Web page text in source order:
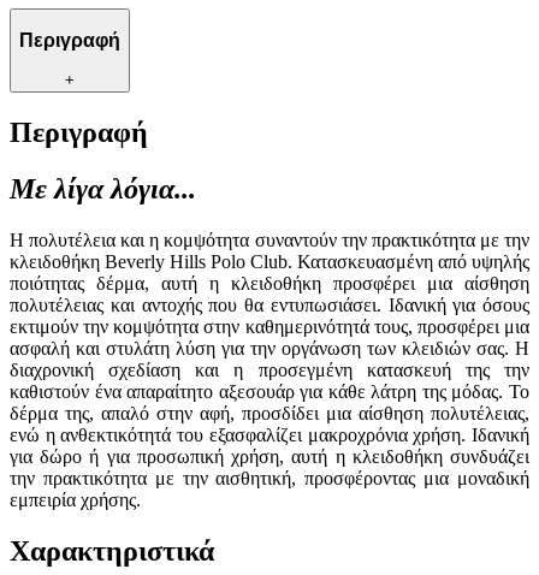
Περιγραφή
+
Περιγραφή
Με λίγα λόγια...
Η πολυτέλεια και η κομψότητα συναντούν την πρακτικότητα με την
κλειδοθήκη Beverly Hills Polo Club. Κατασκευασμένη από υψηλής
ποιότητας δέρμα, αυτή η κλειδοθήκη προσφέρει μια αίσθηση
πολυτέλειας και αντοχής που θα εντυπωσιάσει. Ιδανική για όσους
εκτιμούν την κομψότητα στην καθημερινότητά τους, προσφέρει μια
ασφαλή και στυλάτη λύση για την οργάνωση των κλειδιών σας. Η
διαχρονική σχεδίαση και η προσεγμένη κατασκευή της την
καθιστούν ένα απαραίτητο αξεσουάρ για κάθε λάτρη της μόδας. Το
δέρμα της, απαλό στην αφή, προσδίδει μια αίσθηση πολυτέλειας,
ενώ η ανθεκτικότητά του εξασφαλίζει μακροχρόνια χρήση. Ιδανική
για δώρο ή για προσωπική χρήση, αυτή η κλειδοθήκη συνδυάζει
την πρακτικότητα με την αισθητική, προσφέροντας μια μοναδική
εμπειρία χρήσης.
Χαρακτηριστικά